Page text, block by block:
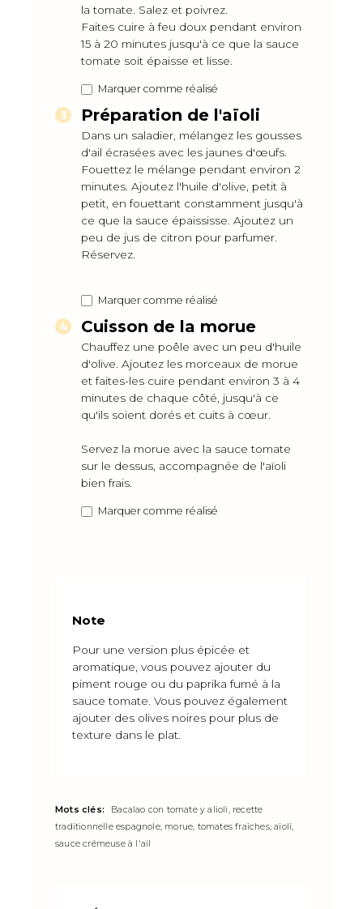
la tomate. Salez et poivrez.
Faites cuire à feu doux pendant environ
15 à 20 minutes jusqu'à ce que la sauce
tomate soit épaisse et lisse.
Marquer comme réalisé
Préparation de l'aïoli
Dans un saladier, mélangez les gousses
d'ail écrasées avec les jaunes d'œufs.
Fouettez le mélange pendant environ 2
minutes. Ajoutez l'huile d'olive, petit à
petit, en fouettant constamment jusqu'à
ce que la sauce épaississe. Ajoutez un
peu de jus de citron pour parfumer.
Réservez.
Marquer comme réalisé
Cuisson de la morue
Chauffez une poêle avec un peu d'huile
d'olive. Ajoutez les morceaux de morue
et faites-les cuire pendant environ 3 à 4
minutes de chaque côté, jusqu'à ce
qu'ils soient dorés et cuits à cœur.
Servez la morue avec la sauce tomate
sur le dessus, accompagnée de l'aïoli
bien frais.
Marquer comme réalisé
Note
Pour une version plus épicée et
aromatique, vous pouvez ajouter du
piment rouge ou du paprika fumé à la
sauce tomate. Vous pouvez également
ajouter des olives noires pour plus de
texture dans le plat.
Mots clés:
Bacalao con tomate y alioli, recette
traditionnelle espagnole, morue, tomates fraîches, aïoli,
sauce crémeuse à l'ail